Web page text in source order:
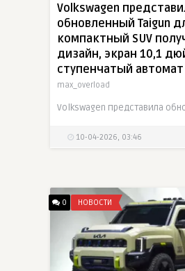
Volkswagen
обновленный Taigun
компактный SUV
дизайн, экран 10,1
ступенчатый автомат
max_overload
10-04-2026, 03:46
0 НОВОСТИ